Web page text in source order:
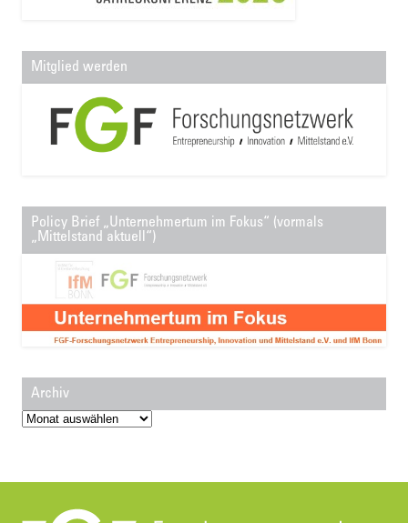
Mitglied werden
Policy Brief „Unternehmertum im Fokus“ (vormals
„Mittelstand aktuell“)
Archiv
Archiv